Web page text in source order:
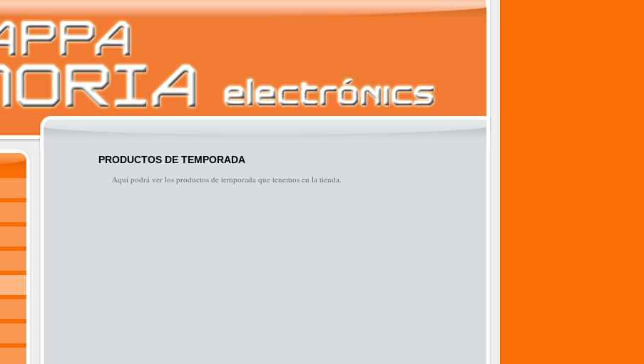
PRODUCTOS DE TEMPORADA
Aquí podrá ver los productos de temporada que tenemos en la tienda.